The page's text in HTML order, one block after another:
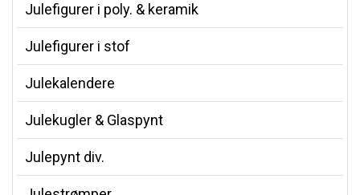
Julefigurer i poly. & keramik
Julefigurer i stof
Julekalendere
Julekugler & Glaspynt
Julepynt div.